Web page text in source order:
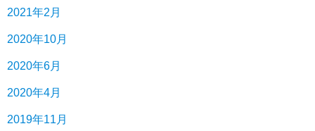
2021年2月
2020年10月
2020年6月
2020年4月
2019年11月